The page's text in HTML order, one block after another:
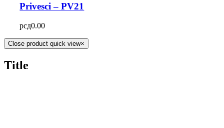
Privesci – PV21
рсд0.00
Close product quick view×
Title